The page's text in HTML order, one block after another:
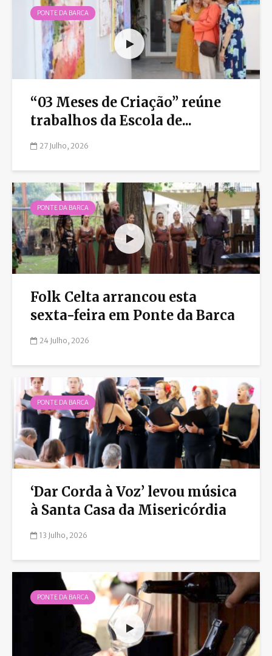
PONTE DA BARCA
“03 Meses de Criação” reúne
trabalhos da Escola de...
27 Julho, 2026
PONTE DA BARCA
Folk Celta arrancou esta
sexta-feira em Ponte da Barca
24 Julho, 2026
PONTE DA BARCA
‘Dar Corda à Voz’ levou música
à Santa Casa da Misericórdia
13 Julho, 2026
PONTE DA BARCA